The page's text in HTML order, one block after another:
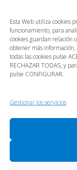
Esta Web utiliza cookies
funcionamiento, para
cookies guardan relación
obtener más información,
todas las cookies pulse
RECHAZAR TODAS, y
pulse CONFIGURAR.
Gestionar los servicios